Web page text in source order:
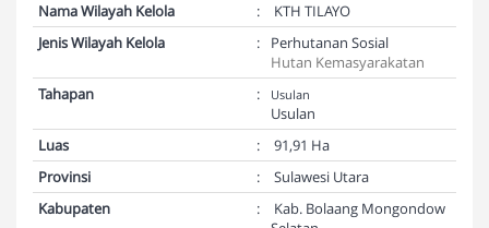
Nama Wilayah Kelola
:
KTH TILAYO
Jenis Wilayah Kelola
:
Perhutanan Sosial
Hutan Kemasyarakatan
Tahapan
: Usulan
Usulan
Luas
:
91,91 Ha
Provinsi
:
Sulawesi Utara
Kabupaten
:
Kab. Bolaang Mongondow